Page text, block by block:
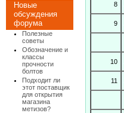
Новые
обсуждения
форума
Полезные
советы
Обозначение и
классы
прочности
болтов
Подходит ли
этот поставщик
для открытия
магазина
метизов?
8
9
10
11